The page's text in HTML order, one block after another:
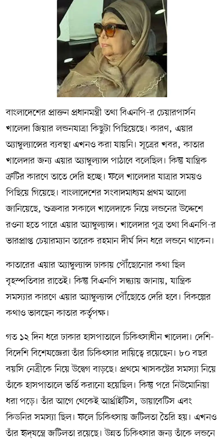
বাংলাদেশের প্রাক্তন প্রধানমন্ত্রী তথা বিএনপি-র চেয়ারপার্সন
খালেদা জিয়ার লন্ডনযাত্রা কিছুটা পিছিয়েছে। কারণ, এয়ার
অ্যাম্বুল্যান্সের ব্যবস্থা এখনও করা যায়নি। সূত্রের খবর, কাতার
খালেদার জন্য এয়ার অ্যাম্বুল্যান্স পাঠাবে বলেছিল। কিন্তু যান্ত্রিক
ত্রুটির কারণে তাতে দেরি হচ্ছে। ফলে খালেদার যাত্রার সময়ও
পিছিয়ে গিয়েছে। বাংলাদেশের সংবাদমাধ্যম প্রথম আলো
জানিয়েছে, শুক্রবার সকালে খালেদাকে নিয়ে লন্ডনের উদ্দেশে
রওনা হতে পারে এয়ার অ্যাম্বুল্যান্স। খালেদার পুত্র তথা বিএনপি-র
ভারপ্রাপ্ত চেয়ারম্যান তারেক রহমান দীর্ঘ দিন ধরে লন্ডনে থাকেন।
কাতারের এয়ার অ্যাম্বুল্যান্স ঢাকায় পৌঁছোনোর কথা ছিল
বৃহস্পতিবার রাতেই। কিন্তু বিএনপি সন্ধ্যায় জানায়, যান্ত্রিক
সমস্যার কারণে এয়ার অ্যাম্বুল্যান্স পৌঁছোতে দেরি হবে। বিকল্পের
কথাও ভাবছেন কাতার কর্তৃপক্ষ।
গত ১২ দিন ধরে ঢাকার হাসপাতালে চিকিৎসাধীন খালেদা। দেশি-
বিদেশি বিশেষজ্ঞেরা তাঁর চিকিৎসার দায়িত্বে রয়েছেন। ৮০ বছর
বয়সি নেত্রীকে নিয়ে উদ্বেগ বাড়ছে। প্রথমে শ্বাসকষ্টের সমস্যা নিয়ে
তাঁকে হাসপাতালে ভর্তি করানো হয়েছিল। কিন্তু পরে নিউমোনিয়া
ধরা পড়ে। তাঁর আগে থেকেই আর্থ্রাইটিস, ডায়াবেটিস এবং
কিডনির সমস্যা ছিল। ফলে চিকিৎসায় জটিলতা তৈরি হয়। এখনও
তাঁর হৃদ্‌যন্ত্রে জটিলতা রয়েছে। উন্নত চিকিৎসার জন্য তাঁকে লন্ডনে